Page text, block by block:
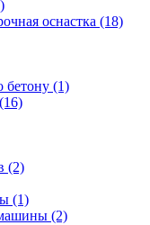
оснастка (18)
бетону (1)
(16)
(2)
(1)
(2)